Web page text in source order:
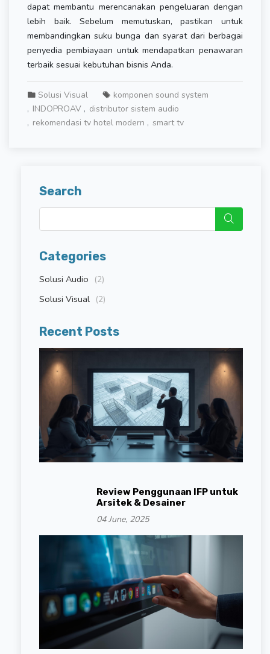
dapat membantu merencanakan pengeluaran dengan
lebih baik. Sebelum memutuskan, pastikan untuk
membandingkan suku bunga dan syarat dari berbagai
penyedia pembiayaan untuk mendapatkan penawaran
terbaik sesuai kebutuhan bisnis Anda.
Solusi Visual
komponen sound system
INDOPROAV
distributor sistem audio
rekomendasi tv hotel modern
smart tv
Search
Categories
Solusi Audio (2)
Solusi Visual (2)
Recent Posts
Review Penggunaan IFP untuk
Arsitek & Desainer
04 June, 2025